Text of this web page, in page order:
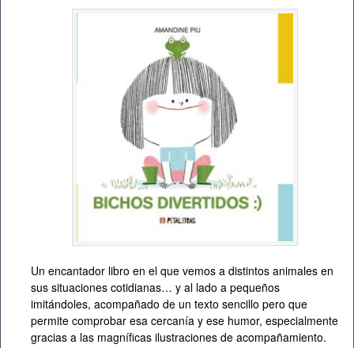
Un encantador libro en el que vemos a distintos animales en
sus situaciones cotidianas… y al lado a pequeños
imitándoles, acompañado de un texto sencillo pero que
permite comprobar esa cercanía y ese humor, especialmente
gracias a las magníficas ilustraciones de acompañamiento.